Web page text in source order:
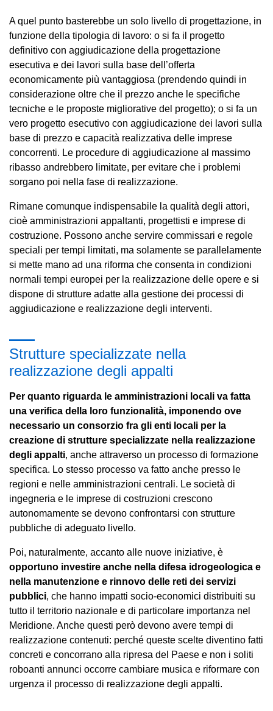
A quel punto basterebbe un solo livello di progettazione, in
funzione della tipologia di lavoro: o si fa il progetto
definitivo con aggiudicazione della progettazione
esecutiva e dei lavori sulla base dell’offerta
economicamente più vantaggiosa (prendendo quindi in
considerazione oltre che il prezzo anche le specifiche
tecniche e le proposte migliorative del progetto); o si fa un
vero progetto esecutivo con aggiudicazione dei lavori sulla
base di prezzo e capacità realizzativa delle imprese
concorrenti. Le procedure di aggiudicazione al massimo
ribasso andrebbero limitate, per evitare che i problemi
sorgano poi nella fase di realizzazione.
Rimane comunque indispensabile la qualità degli attori,
cioè amministrazioni appaltanti, progettisti e imprese di
costruzione. Possono anche servire commissari e regole
speciali per tempi limitati, ma solamente se parallelamente
si mette mano ad una riforma che consenta in condizioni
normali tempi europei per la realizzazione delle opere e si
dispone di strutture adatte alla gestione dei processi di
aggiudicazione e realizzazione degli interventi.
Strutture specializzate nella
realizzazione degli appalti
Per quanto riguarda le amministrazioni locali va fatta
una verifica della loro funzionalità, imponendo ove
necessario un consorzio fra gli enti locali per la
creazione di strutture specializzate nella realizzazione
degli appalti, anche attraverso un processo di formazione
specifica. Lo stesso processo va fatto anche presso le
regioni e nelle amministrazioni centrali. Le società di
ingegneria e le imprese di costruzioni crescono
autonomamente se devono confrontarsi con strutture
pubbliche di adeguato livello.
Poi, naturalmente, accanto alle nuove iniziative, è
opportuno investire anche nella difesa idrogeologica e
nella manutenzione e rinnovo delle reti dei servizi
pubblici, che hanno impatti socio-economici distribuiti su
tutto il territorio nazionale e di particolare importanza nel
Meridione. Anche questi però devono avere tempi di
realizzazione contenuti: perché queste scelte diventino fatti
concreti e concorrano alla ripresa del Paese e non i soliti
roboanti annunci occorre cambiare musica e riformare con
urgenza il processo di realizzazione degli appalti.